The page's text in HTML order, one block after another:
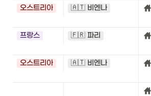
오스트리아 🇦🇹 비엔나
프랑스 🇫🇷 파리
오스트리아 🇦🇹 비엔나